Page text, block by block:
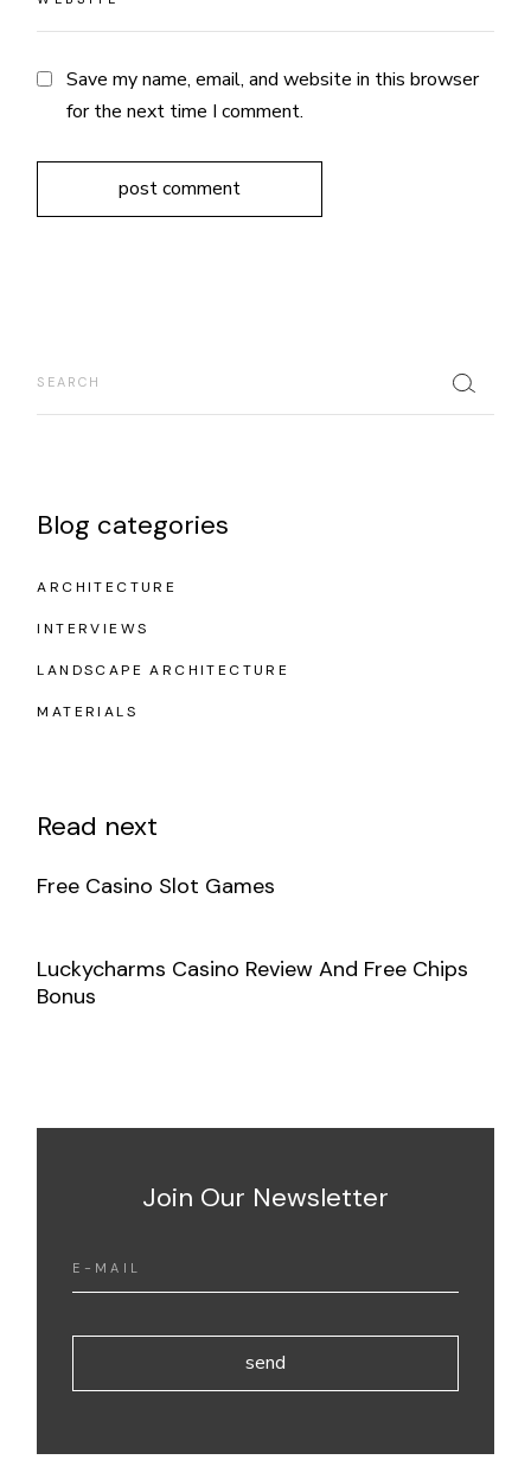
Save my name, email, and website in this browser
for the next time I comment.
post comment
Blog categories
ARCHITECTURE
INTERVIEWS
LANDSCAPE ARCHITECTURE
MATERIALS
Read next
Free Casino Slot Games
Luckycharms Casino Review And Free Chips
Bonus
Join Our Newsletter
send